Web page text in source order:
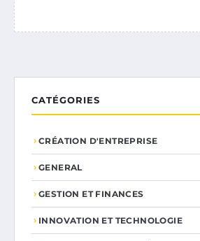
CATÉGORIES
CRÉATION D'ENTREPRISE
GENERAL
GESTION ET FINANCES
INNOVATION ET TECHNOLOGIE